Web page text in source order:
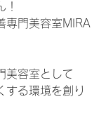
！
専門美容室MIRA
美容室として
する環境を創り